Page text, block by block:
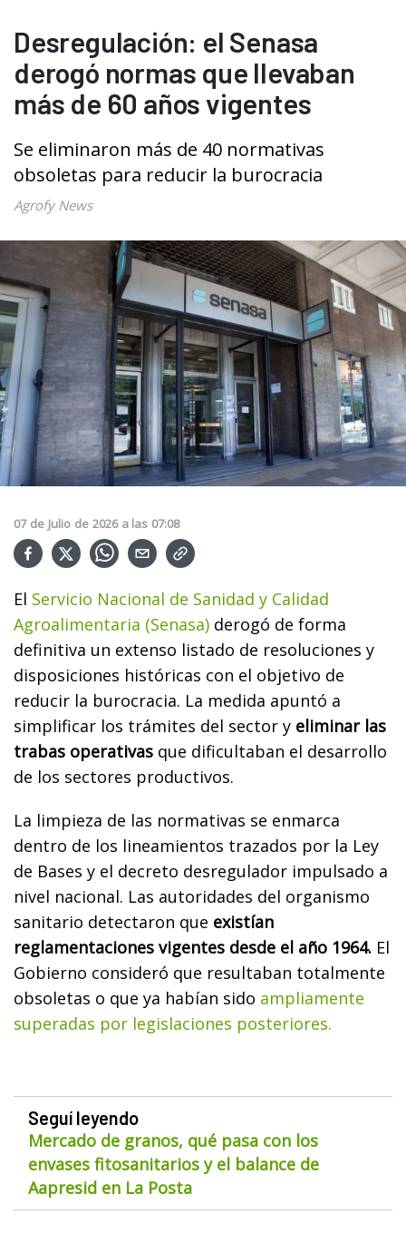
Desregulación: el Senasa
derogó normas que llevaban
más de 60 años vigentes
Se eliminaron más de 40 normativas
obsoletas para reducir la burocracia
Agrofy News
07 de Julio de 2026 a las 07:08
El Servicio Nacional de Sanidad y Calidad
Agroalimentaria (Senasa) derogó de forma
definitiva un extenso listado de resoluciones y
disposiciones históricas con el objetivo de
reducir la burocracia. La medida apuntó a
simplificar los trámites del sector y eliminar las
trabas operativas que dificultaban el desarrollo
de los sectores productivos.
La limpieza de las normativas se enmarca
dentro de los lineamientos trazados por la Ley
de Bases y el decreto desregulador impulsado a
nivel nacional. Las autoridades del organismo
sanitario detectaron que existían
reglamentaciones vigentes desde el año 1964. El
Gobierno consideró que resultaban totalmente
obsoletas o que ya habían sido ampliamente
superadas por legislaciones posteriores.
Seguí leyendo
Mercado de granos, qué pasa con los
envases fitosanitarios y el balance de
Aapresid en La Posta